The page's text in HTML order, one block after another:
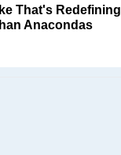
That's Redefining
Anacondas